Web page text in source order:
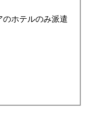
のホテルのみ派遣